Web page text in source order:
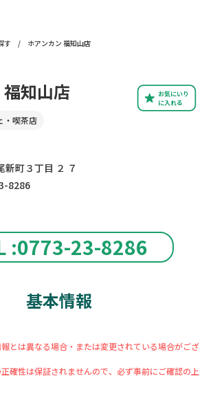
す / ホアンカン 福知山店
:0773-23-8286
お気にいり
に入れる
知山店
・喫茶店
新町３丁目 ２ ７
8286
基本情報
とは異なる場合・または変更されている場合がござ
確性は保証されませんので、必ず事前にご確認の上